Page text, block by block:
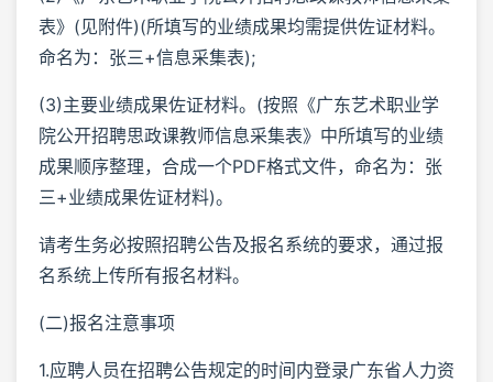
表》(见附件)(所填写的业绩成果均需提供佐证材料。
命名为：张三+信息采集表);
(3)主要业绩成果佐证材料。(按照《广东艺术职业学
院公开招聘思政课教师信息采集表》中所填写的业绩
成果顺序整理，合成一个PDF格式文件，命名为：张
三+业绩成果佐证材料)。
请考生务必按照招聘公告及报名系统的要求，通过报
名系统上传所有报名材料。
(二)报名注意事项
1.应聘人员在招聘公告规定的时间内登录广东省人力资